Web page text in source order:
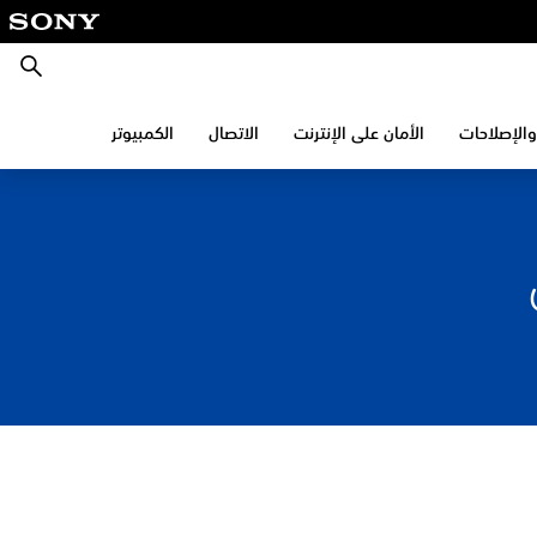
بحث
الأمان على الإنترنت الاتصال الكمبيوتر